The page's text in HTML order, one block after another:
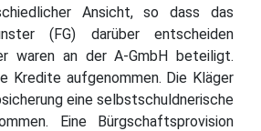
Ansicht, so dass das
(FG) darüber entscheiden
waren an der A-GmbH beteiligt.
Kredite aufgenommen. Die Kläger
eine selbstschuldnerische
Eine Bürgschaftsprovision